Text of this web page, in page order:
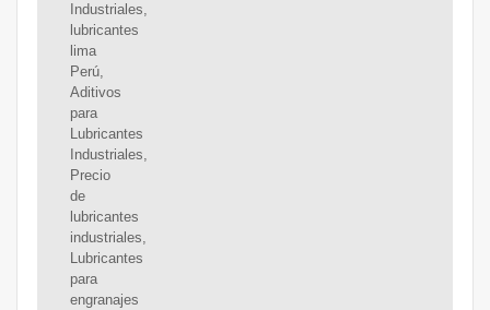
Industriales,
lubricantes
lima
Perú,
Aditivos
para
Lubricantes
Industriales,
Precio
de
lubricantes
industriales,
Lubricantes
para
engranajes